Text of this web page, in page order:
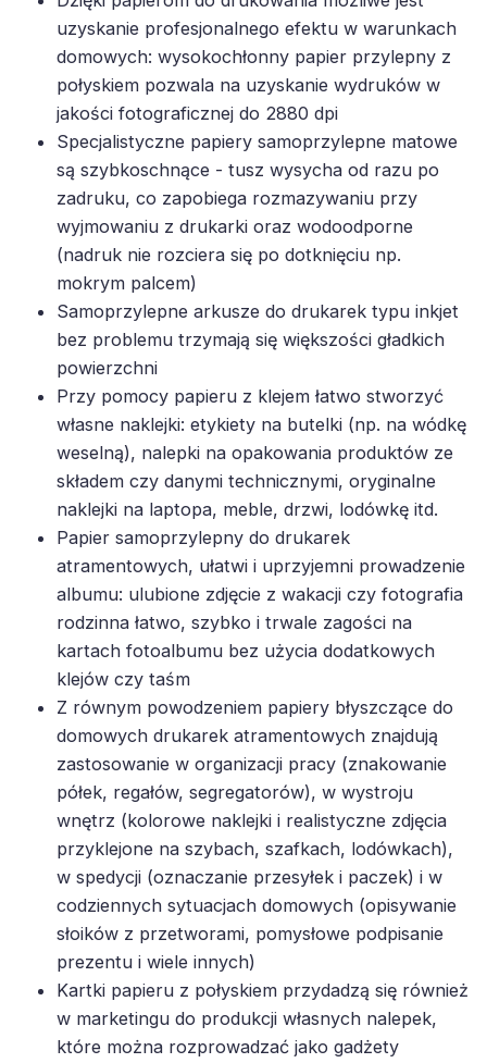
uzyskanie profesjonalnego efektu w warunkach
domowych: wysokochłonny papier przylepny z
połyskiem pozwala na uzyskanie wydruków w
jakości fotograficznej do 2880 dpi
Specjalistyczne papiery samoprzylepne matowe
są szybkoschnące - tusz wysycha od razu po
zadruku, co zapobiega rozmazywaniu przy
wyjmowaniu z drukarki oraz wodoodporne
(nadruk nie rozciera się po dotknięciu np.
mokrym palcem)
Samoprzylepne arkusze do drukarek typu inkjet
bez problemu trzymają się większości gładkich
powierzchni
Przy pomocy papieru z klejem łatwo stworzyć
własne naklejki: etykiety na butelki (np. na wódkę
weselną), nalepki na opakowania produktów ze
składem czy danymi technicznymi, oryginalne
naklejki na laptopa, meble, drzwi, lodówkę itd.
Papier samoprzylepny do drukarek
atramentowych, ułatwi i uprzyjemni prowadzenie
albumu: ulubione zdjęcie z wakacji czy fotografia
rodzinna łatwo, szybko i trwale zagości na
kartach fotoalbumu bez użycia dodatkowych
klejów czy taśm
Z równym powodzeniem papiery błyszczące do
domowych drukarek atramentowych znajdują
zastosowanie w organizacji pracy (znakowanie
półek, regałów, segregatorów), w wystroju
wnętrz (kolorowe naklejki i realistyczne zdjęcia
przyklejone na szybach, szafkach, lodówkach),
w spedycji (oznaczanie przesyłek i paczek) i w
codziennych sytuacjach domowych (opisywanie
słoików z przetworami, pomysłowe podpisanie
prezentu i wiele innych)
Kartki papieru z połyskiem przydadzą się również
w marketingu do produkcji własnych nalepek,
które można rozprowadzać jako gadżety